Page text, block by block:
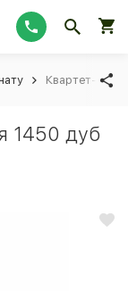
Квартет-13
1450 дуб